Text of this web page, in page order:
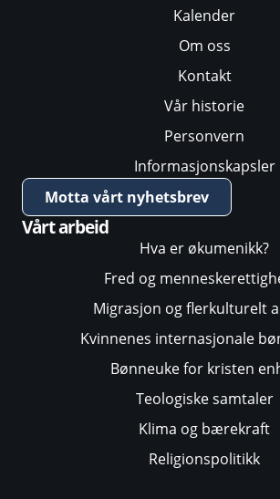
Kalender
Om oss
Kontakt
Vår historie
Personvern
Informasjonskapsler
Motta vårt nyhetsbrev
Vårt arbeid
Hva er økumenikk?
Fred og
Migrasjon og flerkulturelt
Kvinnenes internasjonale
Bønneuke for kristen
Teologiske samtaler
Klima og bærekraft
Religionspolitikk